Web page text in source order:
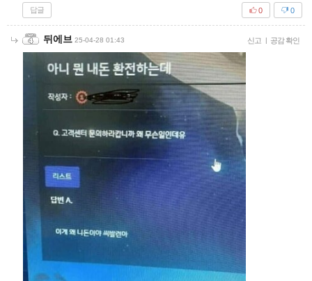
답글 0
0
뒤에브 25-04-28 01:43 신고 | 공감 확인